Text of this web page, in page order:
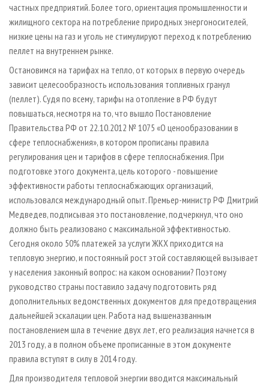
частных предприятий. Более того, ориентация промышленности и
жилищного сектора на потребление природных энергоносителей,
низкие цены на газ и уголь не стимулируют переход к потреблению
пеллет на внутреннем рынке.
Остановимся на тарифах на тепло, от которых в первую очередь
зависит целесообразность использования топливных гранул
(пеллет). Судя по всему, тарифы на отопление в РФ будут
повышаться, несмотря на то, что вышло Постановление
Правительства РФ от 22.10.2012 № 1075 «О ценообразовании в
сфере теплоснабжения», в котором прописаны правила
регулирования цен и тарифов в сфере теплоснабжения. При
подготовке этого документа, цель которого - повышение
эффективности работы теплоснабжающих организаций,
использовался международный опыт. Премьер-­министр РФ Дмитрий
Медведев, подписывая это постановление, подчеркнул, что оно
должно быть реализовано с максимальной эффективностью.
Сегодня около 50% платежей за услуги ЖКХ приходится на
тепловую энергию, и постоянный рост этой составляющей вызывает
у населения законный вопрос: на каком основании? Поэтому
руководство страны поставило задачу подготовить ряд
дополнительных ведомственных документов для предотвращения
дальнейшей эскалации цен. Работа над вышеназванным
постановлением шла в течение двух лет, его реализация начнется в
2013 году, а в полном объеме прописанные в этом документе
правила вступят в силу в 2014 году.
Для производителя тепловой энергии вводится максимальный